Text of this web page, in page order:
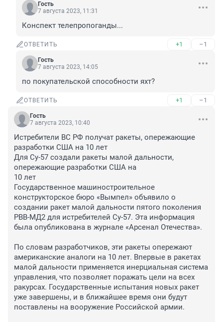
Гость
7 августа 2023, 11:31
Конспект телепропоганды...
ОТВЕТИТЬ +1 –1
Гость
7 августа 2023, 14:05
по покупательской способности яхт?
ОТВЕТИТЬ +1 –1
Гость
7 августа 2023, 10:40
Истребители ВС РФ получат ракеты, опережающие
разработки США на 10 лет
Для Су-57 создали ракеты малой дальности,
опережающие разработки США на
10 лет
Государственное машиностроительное
конструкторское бюро «Вымпел» объявило о
создании ракет малой дальности пятого поколения
РВВ-МД2 для истребителей Су-57. Эта информация
была опубликована в журнале «Арсенал Отечества».
По словам разработчиков, эти ракеты опережают
американские аналоги на 10 лет. Впервые в ракетах
малой дальности применяется инерциальная система
управления, что позволяет поражать цели на всех
ракурсах. Государственные испытания новых ракет
уже завершены, и в ближайшее время они будут
поставлены на вооружение Российской армии.